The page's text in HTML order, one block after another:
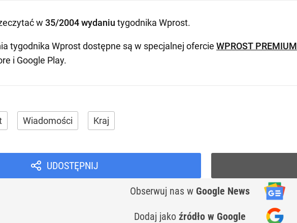
w 35/2004 wydaniu tygodnika Wprost.
tygodnika Wprost dostępne są w specjalnej ofercie WPROST PREMIUM
i Google Play.
Wiadomości Kraj
UDOSTĘPNIJ
Obserwuj nas w Google News
Dodaj jako źródło w Google